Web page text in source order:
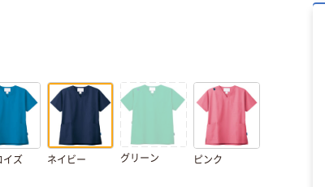
イズ ネイビー グリーン ピンク